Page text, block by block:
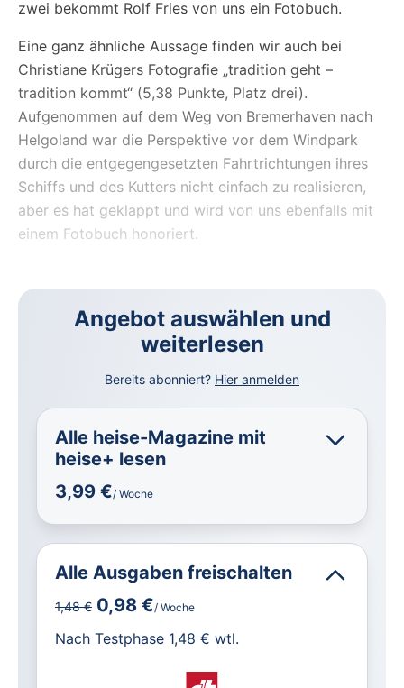
zwei bekommt Rolf Fries von uns ein Fotobuch.
Eine ganz ähnliche Aussage finden wir auch bei
Christiane Krügers Fotografie „tradition geht –
tradition kommt“ (5,38 Punkte, Platz drei).
Aufgenommen auf dem Weg von Bremerhaven nach
Helgoland war die Perspektive vor dem Windpark
durch die entgegengesetzten Fahrtrichtungen ihres
Schiffs und des Kutters nicht einfach zu realisieren,
aber es hat geklappt und wird von uns ebenfalls mit
einem Fotobuch honoriert.
Angebot auswählen und
weiterlesen
Bereits abonniert? Hier anmelden
Alle heise-Magazine mit
heise+ lesen
3,99 €/ Woche
Alle heise-Magazine im Browser und
Alle Ausgaben freischalten
1,48 € 0,98 €/ Woche
Nach Testphase 1,48 € wtl.